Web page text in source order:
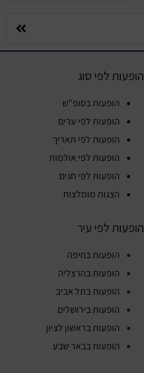
הופעות לפי סוג
הופעות בסופ"ש
הופעות לפי ערים
הופעות לפי תאריך
הופעות לפי אולמות
הופעות לפי חגים
הצגות מומלצות
הופעות לפי עיר
הופעות בחיפה
הופעות בהרצליה
הופעות בתל אביב
הופעות בירושלים
הופעות בראשון לציון
הופעות בבאר שבע